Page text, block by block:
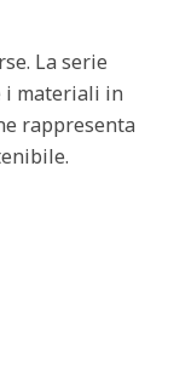
La serie
i materiali in
rappresenta